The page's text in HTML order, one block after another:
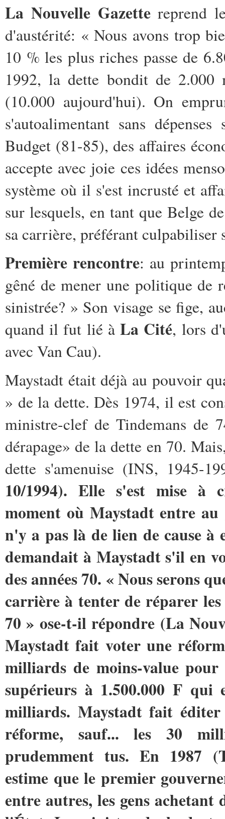
La Nouvelle Gazettereprend
d'austérité: « Nous avons trop
10 % les plus riches passe de
1992, la dette bondit de
(10.000 aujourd'hui). On
s'autoalimentant sans
Budget (81-85), des affaires
accepte avec joie ces idées
système où il s'est incrusté et
sur lesquels, en tant que Belge
sa carrière, préférant culpabiliser
Première rencontre: au
gêné de mener une politique de
sinistrée? » Son visage se fige,
quand il fut lié àLa Cité, lors
avec Van Cau).
Maystadt était déjà au pouvoir
» de la dette. Dès 1974, il est
ministre-clef de Tindemans de
dérapage» de la dette en 70.
dette s'amenuise (INS, 1945-
10/1994). Elle s'est mise à
moment où Maystadt entre
n'y a pas là de lien de cause à
demandait à Maystadt s'il en
des années 70. « Nous serons
carrière à tenter de réparer les
70 » ose-t-il répondre (La
Maystadt fait voter une
milliards de moins-value
supérieurs à 1.500.000 F
milliards. Maystadt fait
réforme, sauf... les 30
prudemment tus. En 1987 (
estime que le premier
entre autres, les gens